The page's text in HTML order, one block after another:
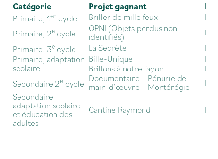
Catégorie Projet gagnant
Primaire, 1er cycle Briller de mille feux
Primaire, 2e cycle OPNI (Objets perdus non
identifiés)
Primaire, 3e cycle La Secrète
Primaire, adaptation
scolaire
Bille-Unique
Brillons à notre façon
Secondaire 2e cycle Documentaire – Pénurie de
main-d’œuvre – Montérégie
Secondaire
adaptation scolaire
et éducation des
adultes
Cantine Raymond